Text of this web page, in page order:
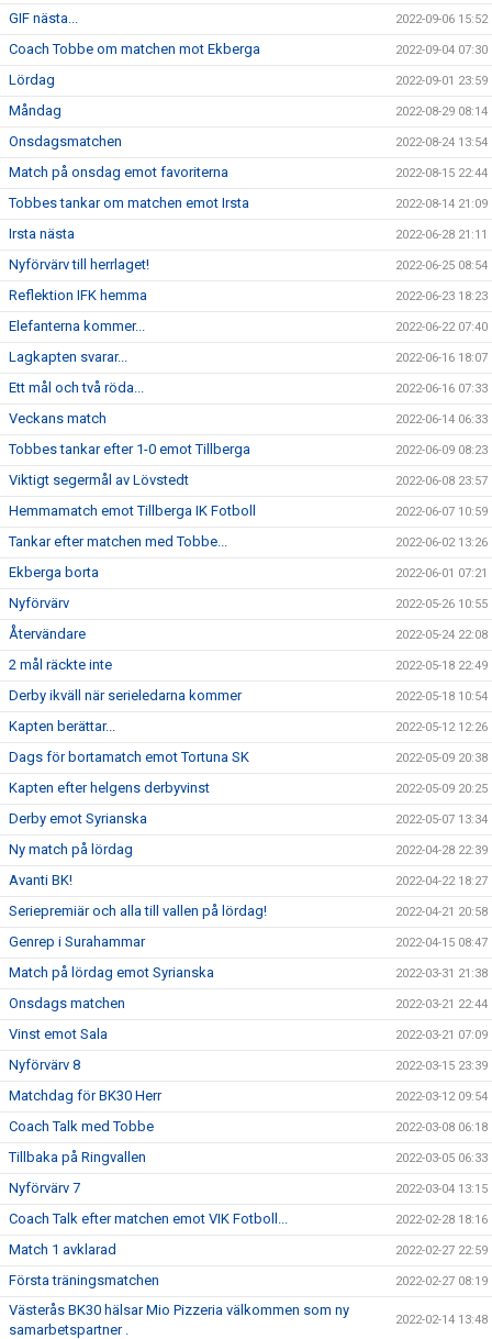
GIF nästa... 2022-09-06 15:52
Coach Tobbe om matchen mot Ekberga 2022-09-04 07:30
Lördag 2022-09-01 23:59
Måndag 2022-08-29 08:14
Onsdagsmatchen 2022-08-24 13:54
Match på onsdag emot favoriterna 2022-08-15 22:44
Tobbes tankar om matchen emot Irsta 2022-08-14 21:09
Irsta nästa 2022-06-28 21:11
Nyförvärv till herrlaget! 2022-06-25 08:54
Reflektion IFK hemma 2022-06-23 18:23
Elefanterna kommer... 2022-06-22 07:40
Lagkapten svarar... 2022-06-16 18:07
Ett mål och två röda... 2022-06-16 07:33
Veckans match 2022-06-14 06:33
Tobbes tankar efter 1-0 emot Tillberga 2022-06-09 08:23
Viktigt segermål av Lövstedt 2022-06-08 23:57
Hemmamatch emot Tillberga IK Fotboll 2022-06-07 10:59
Tankar efter matchen med Tobbe... 2022-06-02 13:26
Ekberga borta 2022-06-01 07:21
Nyförvärv 2022-05-26 10:55
Återvändare 2022-05-24 22:08
2 mål räckte inte 2022-05-18 22:49
Derby ikväll när serieledarna kommer 2022-05-18 10:54
Kapten berättar... 2022-05-12 12:26
Dags för bortamatch emot Tortuna SK 2022-05-09 20:38
Kapten efter helgens derbyvinst 2022-05-09 20:25
Derby emot Syrianska 2022-05-07 13:34
Ny match på lördag 2022-04-28 22:39
Avanti BK! 2022-04-22 18:27
Seriepremiär och alla till vallen på lördag! 2022-04-21 20:58
Genrep i Surahammar 2022-04-15 08:47
Match på lördag emot Syrianska 2022-03-31 21:38
Onsdags matchen 2022-03-21 22:44
Vinst emot Sala 2022-03-21 07:09
Nyförvärv 8 2022-03-15 23:39
Matchdag för BK30 Herr 2022-03-12 09:54
Coach Talk med Tobbe 2022-03-08 06:18
Tillbaka på Ringvallen 2022-03-05 06:33
Nyförvärv 7 2022-03-04 13:15
Coach Talk efter matchen emot VIK Fotboll... 2022-02-28 18:16
Match 1 avklarad 2022-02-27 22:59
Första träningsmatchen 2022-02-27 08:19
Västerås BK30 hälsar Mio Pizzeria välkommen som ny
samarbetspartner .
2022-02-14 13:48